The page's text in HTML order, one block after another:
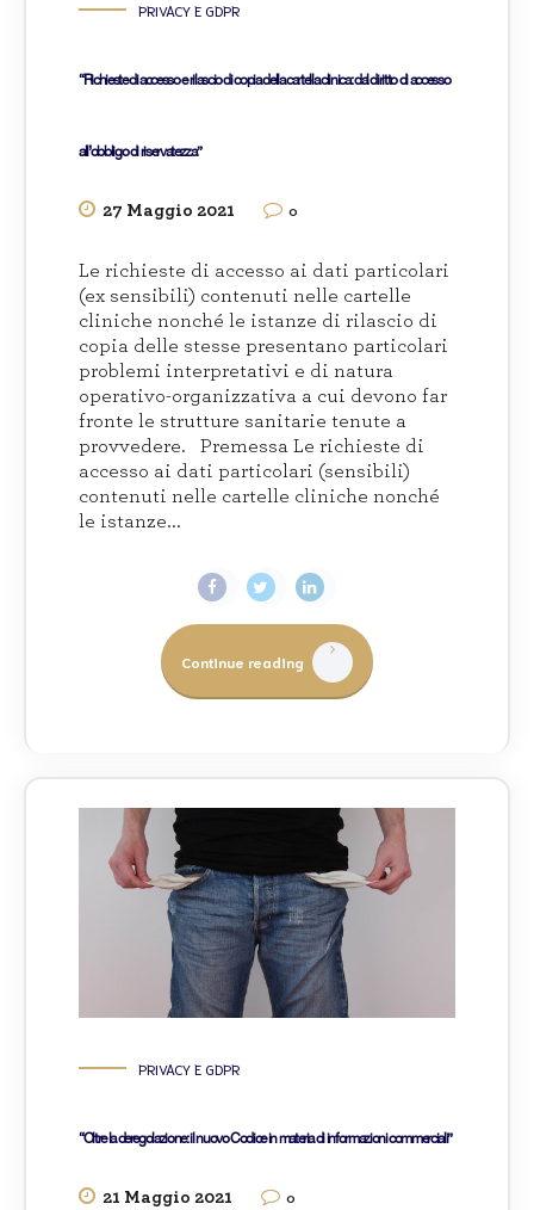
PRIVACY E GDPR
“Richieste di accesso e rilascio di copia della cartella clinica: dal diritto di accesso
all’obbligo di riservatezza”
27 Maggio 2021 0
Le richieste di accesso ai dati particolari
(ex sensibili) contenuti nelle cartelle
cliniche nonché le istanze di rilascio di
copia delle stesse presentano particolari
problemi interpretativi e di natura
operativo-organizzativa a cui devono far
fronte le strutture sanitarie tenute a
provvedere. Premessa Le richieste di
accesso ai dati particolari (sensibili)
contenuti nelle cartelle cliniche nonché
le istanze...
Continue reading
PRIVACY E GDPR
“Oltre la deregolazione: il nuovo Codice in materia di informazioni commerciali”
21 Maggio 2021 0